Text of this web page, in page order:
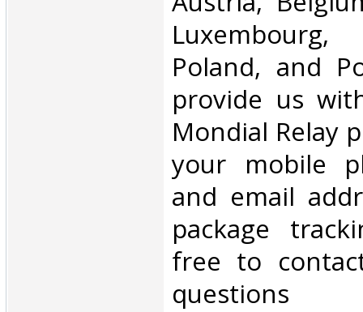
Poland, and
provide us
Mondial Relay
your mobile
and email
package
free to
questions‎